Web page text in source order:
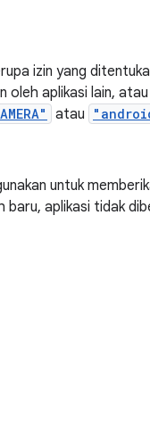
izin yang
oleh aplikasi lain,
atau
untuk
baru, aplikasi tidak